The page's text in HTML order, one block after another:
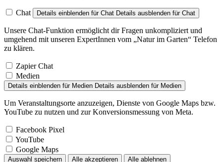
Chat Details einblenden für Chat Details ausblenden für Chat
Unsere Chat-Funktion ermöglicht dir Fragen unkompliziert und
umgehend mit unseren ExpertInnen vom „Natur im Garten“ Telefon
zu klären.
Zapier Chat
Medien
Details einblenden für Medien Details ausblenden für Medien
Um Veranstaltungsorte anzuzeigen, Dienste von Google Maps bzw.
YouTube zu nutzen und zur Konversionsmessung von Meta.
Facebook Pixel
YouTube
Google Maps
Auswahl speichern Alle akzeptieren Alle ablehnen